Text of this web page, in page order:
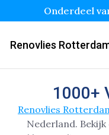
Onderdeel
Renovlies
1000+
Renovlies
Nederland.